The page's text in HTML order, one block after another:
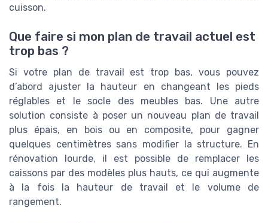
cuisson.
Que faire si mon plan de travail actuel est
trop bas ?
Si votre plan de travail est trop bas, vous pouvez
d’abord ajuster la hauteur en changeant les pieds
réglables et le socle des meubles bas. Une autre
solution consiste à poser un nouveau plan de travail
plus épais, en bois ou en composite, pour gagner
quelques centimètres sans modifier la structure. En
rénovation lourde, il est possible de remplacer les
caissons par des modèles plus hauts, ce qui augmente
à la fois la hauteur de travail et le volume de
rangement.